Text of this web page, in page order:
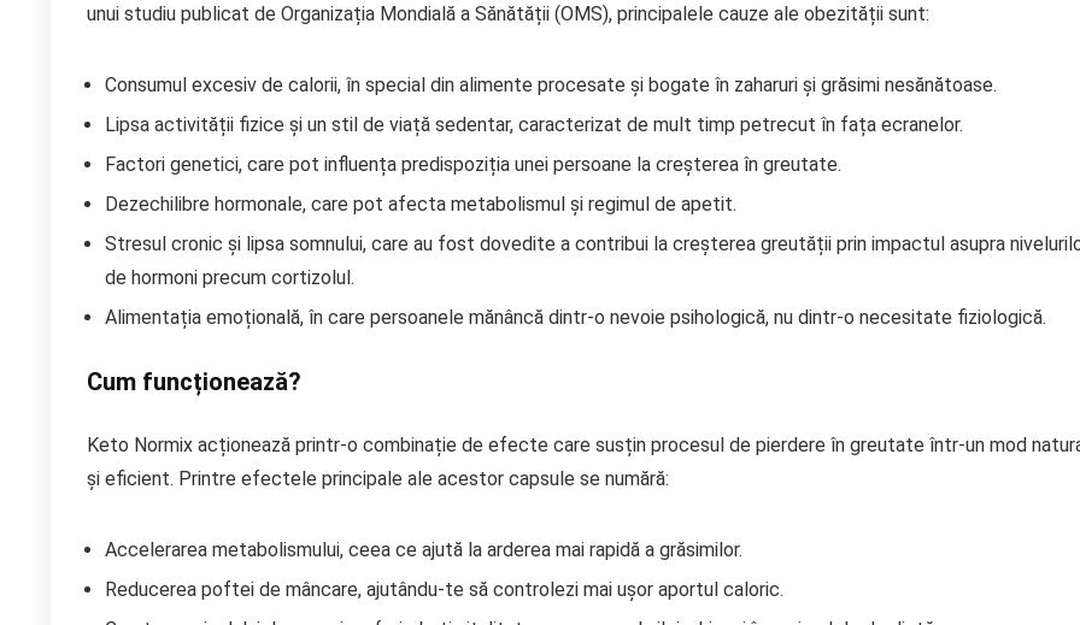
unui studiu publicat de Organizația Mondială a Sănătății (OMS), principalele cauze ale obezității sunt:
Consumul excesiv de calorii, în special din alimente procesate și bogate în zaharuri și grăsimi nesănătoase.
Lipsa activității fizice și un stil de viață sedentar, caracterizat de mult timp petrecut în fața ecranelor.
Factori genetici, care pot influența predispoziția unei persoane la creșterea în greutate.
Dezechilibre hormonale, care pot afecta metabolismul și regimul de apetit.
Stresul cronic și lipsa somnului, care au fost dovedite a contribui la creșterea greutății prin impactul asupra
de hormoni precum cortizolul.
Alimentația emoțională, în care persoanele mănâncă dintr-o nevoie psihologică, nu dintr-o necesitate fiziologică.
Cum funcționează?
Keto Normix acționează printr-o combinație de efecte care susțin procesul de pierdere în greutate într-un mod
și eficient. Printre efectele principale ale acestor capsule se numără:
Accelerarea metabolismului, ceea ce ajută la arderea mai rapidă a grăsimilor.
Reducerea poftei de mâncare, ajutându-te să controlezi mai ușor aportul caloric.